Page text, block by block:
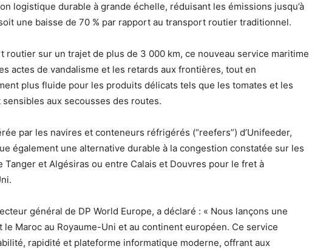
logistique durable à grande échelle, réduisant les émissions jusqu’à
une baisse de 70 % par rapport au transport routier traditionnel.
routier sur un trajet de plus de 3 000 km, ce nouveau service maritime
actes de vandalisme et les retards aux frontières, tout en
plus fluide pour les produits délicats tels que les tomates et les
aux secousses des routes.
par les navires et conteneurs réfrigérés (“reefers”) d’Unifeeder,
également une alternative durable à la congestion constatée sur les
et Algésiras ou entre Calais et Douvres pour le fret à
général de DP World Europe, a déclaré : « Nous lançons une
Maroc au Royaume-Uni et au continent européen. Ce service
rapidité et plateforme informatique moderne, offrant aux